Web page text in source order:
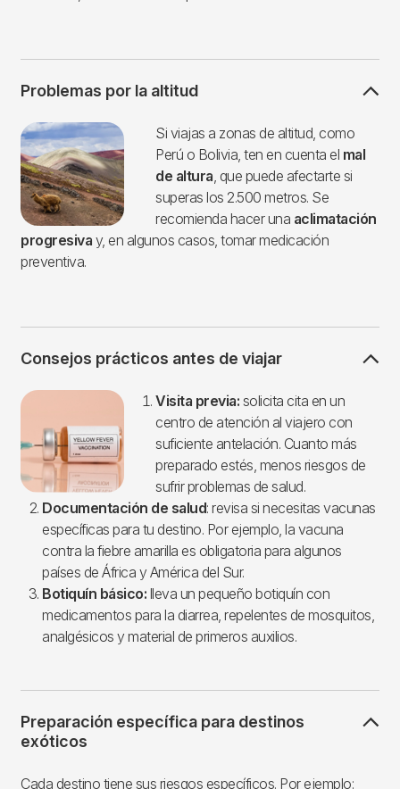
Problemas por la altitud
Imagen
Si viajas a zonas de altitud, como
Perú o Bolivia, ten en cuenta el mal
de altura, que puede afectarte si
superas los 2.500 metros. Se
recomienda hacer una aclimatación
progresiva y, en algunos casos, tomar medicación
preventiva.
Consejos prácticos antes de viajar
Imagen Visita previa: solicita cita en un
centro de atención al viajero con
suficiente antelación. Cuanto más
preparado estés, menos riesgos de
sufrir problemas de salud.
Documentación de salud: revisa si necesitas vacunas
específicas para tu destino. Por ejemplo, la vacuna
contra la fiebre amarilla es obligatoria para algunos
países de África y América del Sur.
Botiquín básico: lleva un pequeño botiquín con
medicamentos para la diarrea, repelentes de mosquitos,
analgésicos y material de primeros auxilios.
Preparación específica para destinos
exóticos
Cada destino tiene sus riesgos específicos. Por ejemplo: